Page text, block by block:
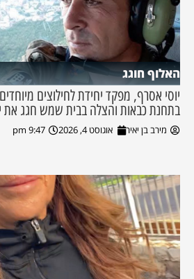
האלוף חוגג
יוסי אסרף, מפקד יחידת לחילוצים
בתחנת כבאות והצלה בבית שמש חגג את
מירב בן יאיר אוגוסט 4, 2026 9:47 pm